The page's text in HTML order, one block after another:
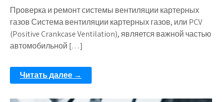
Проверка и ремонт системы вентиляции картерных
газов Система вентиляции картерных газов, или PCV
(Positive Crankcase Ventilation), является важной частью
автомобильной […]
Читать далее →